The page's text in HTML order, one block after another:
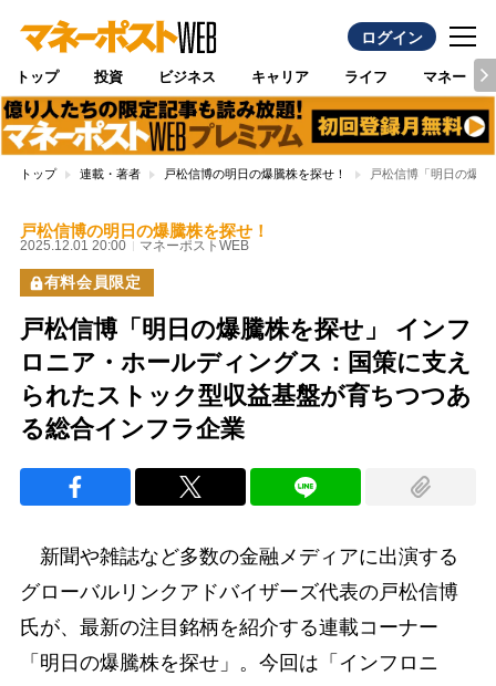
ログイン
トップ 投資 ビジネス キャリア ライフ マネー
トップ 連載・著者 戸松信博の明日の爆騰株を探せ！ 戸松信博「明日の爆
戸松信博の明日の爆騰株を探せ！
2025.12.01 20:00 マネーポストWEB
有料会員限定
戸松信博「明日の爆騰株を探せ」 インフ
ロニア・ホールディングス：国策に支え
られたストック型収益基盤が育ちつつあ
る総合インフラ企業
新聞や雑誌など多数の金融メディアに出演する
グローバルリンクアドバイザーズ代表の戸松信博
氏が、最新の注目銘柄を紹介する連載コーナー
「明日の爆騰株を探せ」。今回は「インフロニ